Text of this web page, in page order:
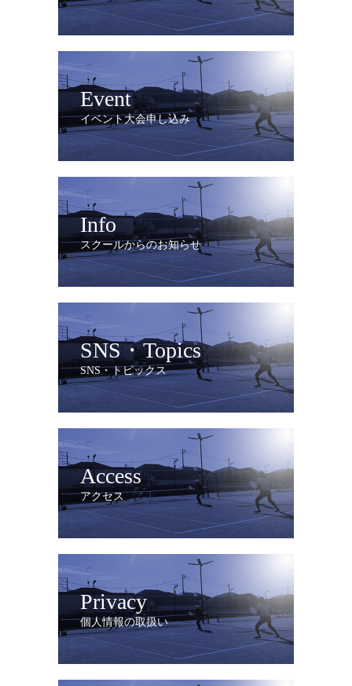
Event
イベント大会申し込み
Info
スクールからのお知らせ
SNS・Topics
SNS・トピックス
Access
アクセス
Privacy
個人情報の取扱い